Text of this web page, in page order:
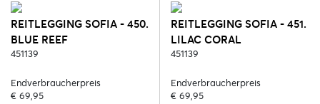
REITLEGGING SOFIA - 450.
BLUE REEF
451139
Endverbraucherpreis
€ 69,95
REITLEGGING SOFIA - 451.
LILAC CORAL
451139
Endverbraucherpreis
€ 69,95